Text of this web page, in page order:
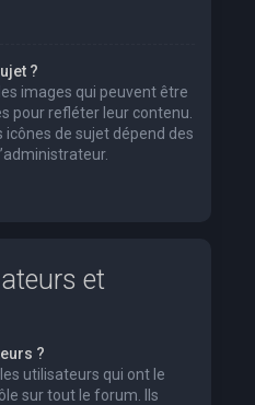
?
images qui peuvent être
pour refléter leur contenu.
icônes de sujet dépend des
et
?
utilisateurs qui ont le
sur tout le forum. Ils